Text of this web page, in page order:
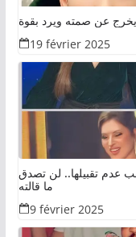
عن صمته ويرد بقوة
19 février 2025
عدم تقبيلها.. لن تصدق
ما قالته
9 février 2025